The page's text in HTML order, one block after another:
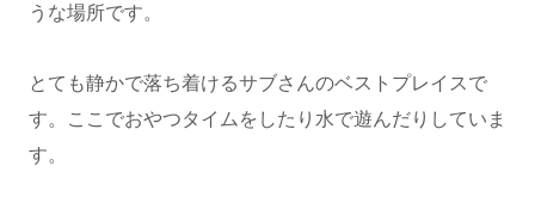
うな場所です。
とても静かで落ち着けるサブさんのベストプレイスで
す。ここでおやつタイムをしたり水で遊んだりしていま
す。